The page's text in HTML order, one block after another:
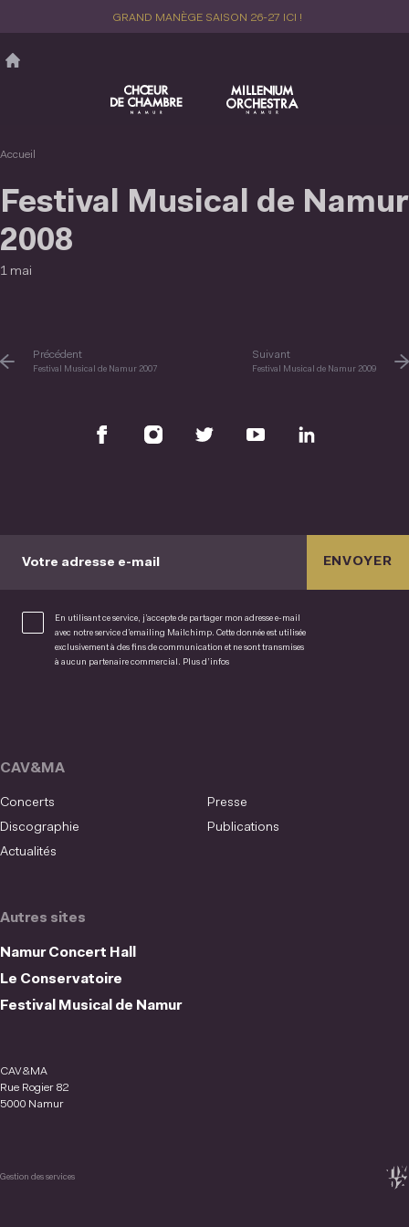
principal
GRAND MANÈGE SAISON 26-27 ICI !
Accueil
Festival Musical de Namur
2008
1 mai
Précédent
Festival Musical de Namur 2007
Suivant
Festival Musical de Namur 2009
Votre adresse e-mail
En utilisant ce service, j’accepte de partager mon adresse e-mail
avec notre service d’emailing Mailchimp. Cette donnée est utilisée
exclusivement à des fins de communication et ne sont transmises
à aucun partenaire commercial. Plus d’infos
ENVOYER
Autres sites
Namur Concert Hall
Le Conservatoire
Festival Musical de Namur
CAV&MA
Concerts
Presse
Discographie
Publications
Actualités
CAV&MA
Rue Rogier 82
5000 Namur
Gestion des services